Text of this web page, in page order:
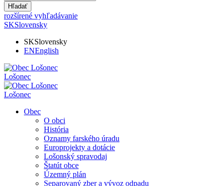
Hľadať
rozšírené vyhľadávanie
SKSlovensky
SKSlovensky
ENEnglish
Lošonec
Lošonec
Obec
O obci
História
Oznamy farského úradu
Europrojekty a dotácie
Lošonský spravodaj
Štatút obce
Územný plán
Separovaný zber a vývoz odpadu